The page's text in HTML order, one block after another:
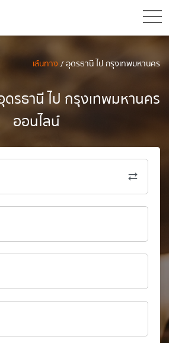
เส้นทาง/ อุดรธานี ไป กรุงเทพมหานคร
รธานี ไป กรุงเทพมหานคร
ออนไลน์